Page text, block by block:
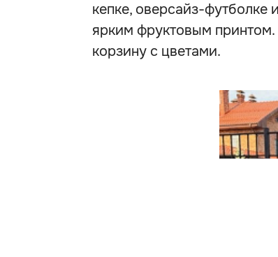
кепке, оверсайз-футболке
ярким фруктовым
корзину с цветами.